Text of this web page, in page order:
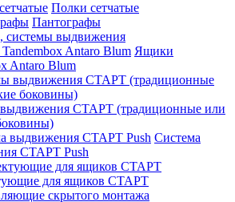
Полки сетчатые
Пантографы
системы выдвижения
Ящики
Antaro Blum
СТАРТ (традиционные или
Система
СТАРТ Push
для ящиков СТАРТ